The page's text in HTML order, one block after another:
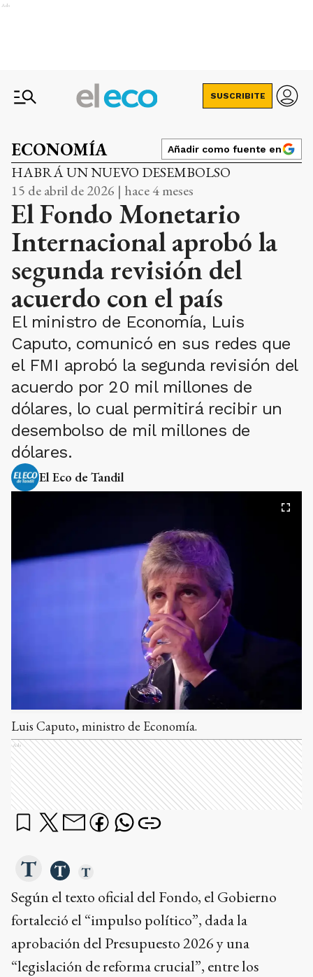
Ads
SUSCRIBITE
ECONOMÍA Añadir como fuente en
HABRÁ UN NUEVO DESEMBOLSO
15 de abril de 2026 | hace 4 meses
El Fondo Monetario
Internacional aprobó la
segunda revisión del
acuerdo con el país
El ministro de Economía, Luis
Caputo, comunicó en sus redes que
el FMI aprobó la segunda revisión del
acuerdo por 20 mil millones de
dólares, lo cual permitirá recibir un
desembolso de mil millones de
dólares.
El Eco de Tandil
Luis Caputo, ministro de Economía.
Ads
Según el texto oficial del Fondo, el Gobierno
fortaleció el “impulso político”, dada la
aprobación del Presupuesto 2026 y una
“legislación de reforma crucial”, entre los